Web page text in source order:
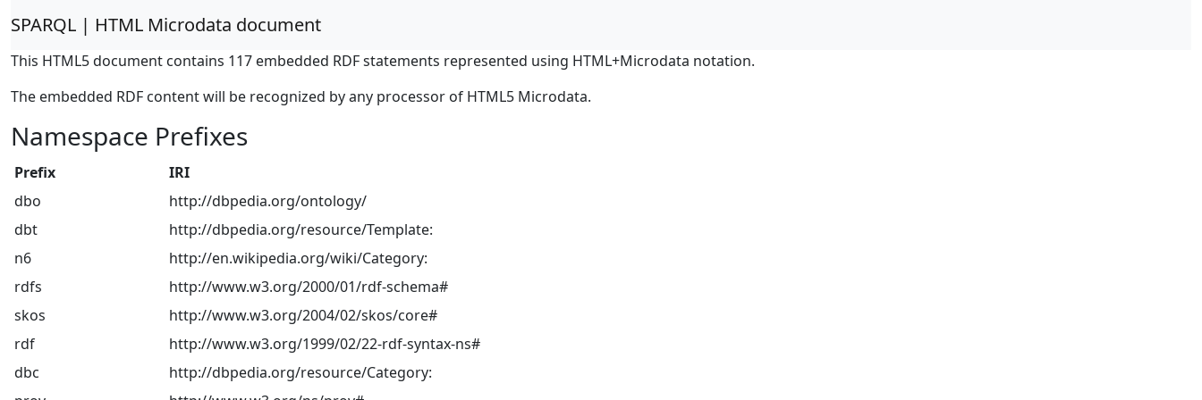
SPARQL | HTML Microdata document
This HTML5 document contains 117 embedded RDF statements represented using HTML+Microdata notation.
The embedded RDF content will be recognized by any processor of HTML5 Microdata.
Namespace Prefixes
Prefix
IRI
dbo
http://dbpedia.org/ontology/
dbt
http://dbpedia.org/resource/Template:
n6
http://en.wikipedia.org/wiki/Category:
rdfs
http://www.w3.org/2000/01/rdf-schema#
skos
http://www.w3.org/2004/02/skos/core#
rdf
http://www.w3.org/1999/02/22-rdf-syntax-ns#
dbc
http://dbpedia.org/resource/Category: